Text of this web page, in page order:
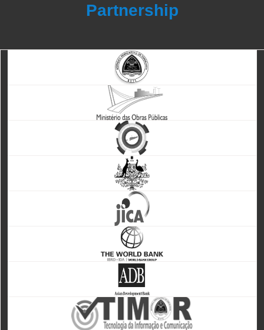
Partnership